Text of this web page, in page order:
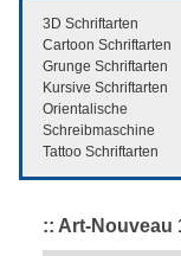
3D Schriftarten
Cartoon Schriftarten
Grunge Schriftarten
Kursive Schriftarten
Orientalische
Schreibmaschine
Tattoo Schriftarten
:: Art-Nouveau